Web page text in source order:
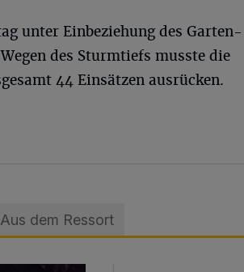
unter Einbeziehung des Garten-
des Sturmtiefs musste die
44 Einsätzen ausrücken.
Aus dem Ressort